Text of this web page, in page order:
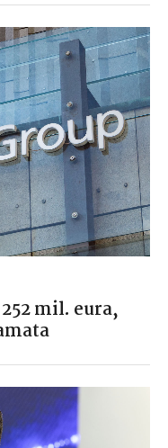
mil. eura,